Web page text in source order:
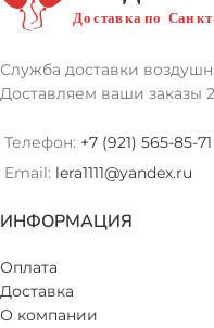
Служба доставки
Доставляем ваши заказы
Телефон: +7 (921) 565-85-71
Email: lera1111@yandex.ru
ИНФОРМАЦИЯ
Оплата
Доставка
О компании